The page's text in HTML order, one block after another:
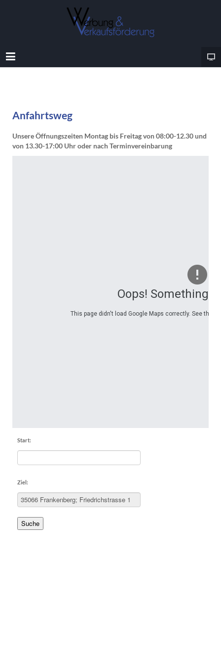
Anfahrtsweg
Unsere Öffnungszeiten Montag bis Freitag von 08:00-12.30 und
von 13.30-17:00 Uhr oder nach Terminvereinbarung
Oops! Something
This page didn't load Google Maps correctly. See the
Start:
Ziel:
Suche